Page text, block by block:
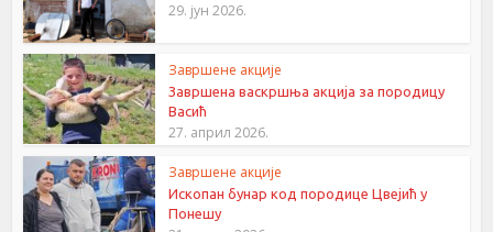
29. јун 2026.
Завршене акције
Завршена васкршња акција за породицу
Васић
27. април 2026.
Завршене акције
Ископан бунар код породице Цвејић у
Понешу